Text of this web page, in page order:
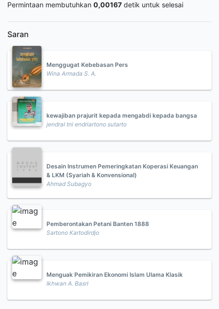
Permintaan membutuhkan 0,00167 detik untuk selesai
Saran
Menggugat Kebebasan Pers
Wina Armada S. A.
kewajiban prajurit kepada mengabdi kepada bangsa
jendral tni endriartono sutarto
Desain Instrumen Pemeringkatan Koperasi Keuangan
& LKM (Syariah & Konvensional)
Ahmad Subagyo
Pemberontakan Petani Banten 1888
Sartono Kartodirdjo
Menguak Pemikiran Ekonomi Islam Ulama Klasik
Ikhwan A. Basri